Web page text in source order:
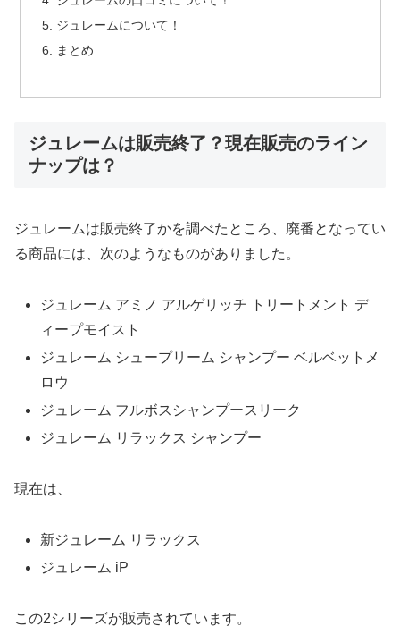
ジュレームについて！
まとめ
ジュレームは販売終了？現在販売のライン
ナップは？
ジュレームは販売終了かを調べたところ、廃番となってい
る商品には、次のようなものがありました。
ジュレーム アミノ アルゲリッチ トリートメント デ
ィープモイスト
ジュレーム シュープリーム シャンプー ベルベットメ
ロウ
ジュレーム フルボスシャンプースリーク
ジュレーム リラックス シャンプー
現在は、
新ジュレーム リラックス
ジュレーム iP
この2シリーズが販売されています。